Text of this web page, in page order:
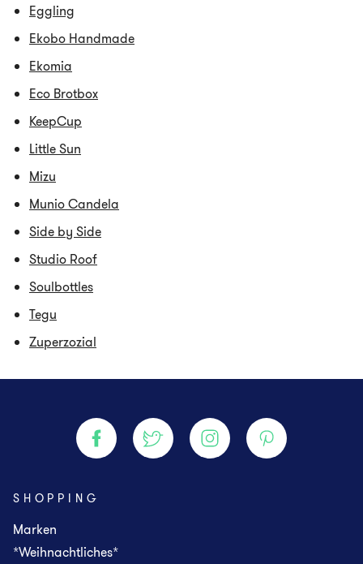
Eggling
Ekobo Handmade
Ekomia
Eco Brotbox
KeepCup
Little Sun
Mizu
Munio Candela
Side by Side
Studio Roof
Soulbottles
Tegu
Zuperzozial
SHOPPING
Marken
*Weihnachtliches*